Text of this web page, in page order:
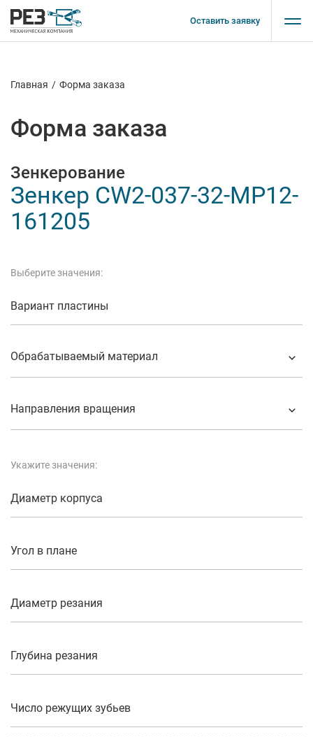
Оставить заявку
Главная / Форма заказа
Форма заказа
Зенкерование
Зенкер CW2-037-32-MP12-
161205
Выберите значения:
Вариант пластины
Обрабатываемый материал
Направления вращения
Укажите значения:
Диаметр корпуса
Угол в плане
Диаметр резания
Глубина резания
Число режущих зубьев